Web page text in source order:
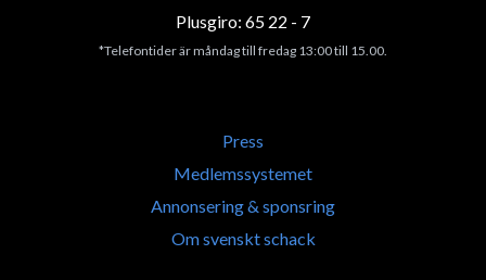
Plusgiro: 65 22 - 7
*Telefontider är måndag till fredag 13:00 till 15.00.
Press
Medlemssystemet
Annonsering & sponsring
Om svenskt schack